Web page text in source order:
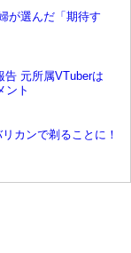
が選んだ「期待す
告 元所属VTuberは
ント
カンで剃ることに！